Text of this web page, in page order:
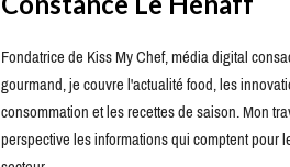
Fondatrice de Kiss My Chef, média digital
gourmand, je couvre l'actualité food, les
consommation et les recettes de saison. Mon
perspective les informations qui comptent